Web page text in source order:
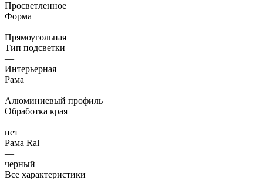
Просветленное
Форма
—
Прямоугольная
Тип подсветки
—
Интерьерная
Рама
—
Алюминиевый профиль
Обработка края
—
нет
Рама Ral
—
черный
Все характеристики